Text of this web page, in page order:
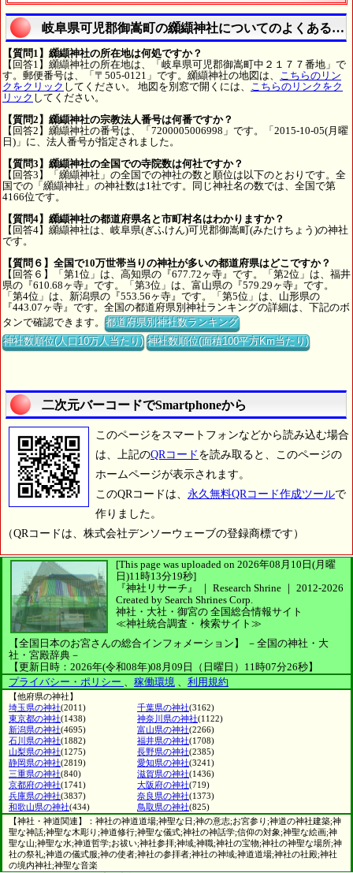
岐阜県可児郡御嵩町の纐纈神社についてのよくある質
【質問1】纐纈神社の所在地は何処ですか？
【回答1】纐纈神社の所在地は、「岐阜県可児郡御嵩町中２１７７番地」で
す。郵便番号は、「〒505-0121」です。纐纈神社の地図は、
こちらのリン
クをクリック してください。 地図を別窓で開くには、
こちらのリンクをク
リック してください。
【質問2】纐纈神社の宗教法人番号は何番ですか？
【回答2】纐纈神社の番号は、「7200005006998」です。「2015-10-05(月曜
日)」に、法人番号が指定されました。
【質問3】纐纈神社の全国での寺院数は何社ですか？
【回答3】「纐纈神社」の全国での神社の数と順位は以下のとおりです。全
国での「纐纈神社」の神社数は1社です。同じ神社名の数では、全国で第
4166位です。
【質問4】纐纈神社の都道府県名と市町村名はわかりますか？
【回答4】纐纈神社は、岐阜県(ぎふけん)可児郡御嵩町(みたけちょう)の神社
です。
【質問６】全国で10万世帯当りの神社が多いの都道府県はどこですか？
【回答６】「第1位」は、高知県の『677.72ヶ寺』です。「第2位」は、福井
県の『610.68ヶ寺』です。「第3位」は、富山県の『579.29ヶ寺』です。
「第4位」は、新潟県の『553.56ヶ寺』です。「第5位」は、山形県の
『443.07ヶ寺』です。全国の都道府県別神社ランキングの詳細は、下記のボ
タンで確認できます。都道府県別神社数ランキング
神社数順位(人口10万人当たり) 神社数順位(面積100平方Km当たり)
二次元バーコードでSmartphoneから
このページをスマートフォンなどから読み込む場合
は、上記のQRコード を読み取ると、このページの
ホームページが表示されます。
このQRコードは、 永久無料QRコード作成ツールで
作りました。
（QRコードは、株式会社デンソーウェーブの登録商標です）
[This page was uploaded on 2026年08月10日(月曜
日)11時13分19秒]
『神社リサーチ』 ｜ Research Shrine ｜ 2012-2026
Created by Search Shrines Corp.
神社・大社・御宮の 全国総合情報サイト
≪神社統合調査・ 検索サイト≫
【全国日本のお宮さんの総合インフォメーション】
－全国の神社・大
社・宮殿辞典－
【更新日時：2026年(令和08年)08月09日（日曜日）11時07分26秒】
プライバシー・ポリシー
稼働環境 利用規約
【他府県の神社】
埼玉県の神社(2011) 千葉県の神社(3162)
東京都の神社(1438) 神奈川県の神社(1122)
新潟県の神社(4695) 富山県の神社(2266)
石川県の神社(1882) 福井県の神社(1708)
山梨県の神社(1275) 長野県の神社(2385)
静岡県の神社(2819) 愛知県の神社(3241)
三重県の神社(840) 滋賀県の神社(1436)
京都府の神社(1741) 大阪府の神社(719)
兵庫県の神社(3837) 奈良県の神社(1373)
和歌山県の神社(434) 鳥取県の神社(825)
【神社・神道関連】：神社の神道道場;神聖な日;神の意志;お宮参り;神道の神社建築;神
聖な神話;神聖な木彫り;神道修行;神聖な儀式;神社の神話学;信仰の対象;神聖な絵画;神
聖な山;神聖な水;神道哲学;お祓い;神社参拝;神域;神職;神社の宝物;神社の神聖な場所;神
社の祭礼;神道の儀式服;神の使者;神社の参拝者;神社の神域;神道道場;神社の社殿;神社
の境内神社;神聖な音楽